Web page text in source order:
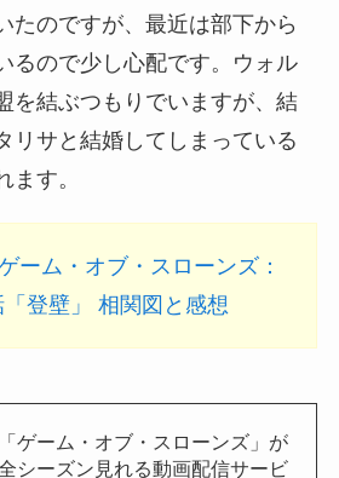
たのですが、最近は部下から
るので少し心配です。ウォル
を結ぶつもりでいますが、結
リサと結婚してしまっている
ます。
ーム・オブ・スローンズ：
登壁」 相関図と感想
「ゲーム・オブ・スローンズ」が
シーズン見れる動画配信サービ